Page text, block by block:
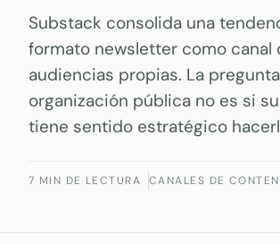
Substack consolida una
formato newsletter como canal
audiencias propias. La
organización pública no es si
tiene sentido estratégico
7 MIN DE LECTURA CANALES DE